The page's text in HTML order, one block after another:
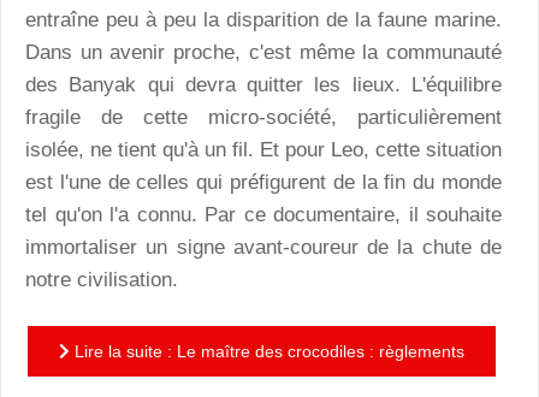
entraîne peu à peu la disparition de la faune marine.
Dans un avenir proche, c'est même la communauté
des Banyak qui devra quitter les lieux. L'équilibre
fragile de cette micro-société, particulièrement
isolée, ne tient qu'à un fil. Et pour Leo, cette situation
est l'une de celles qui préfigurent de la fin du monde
tel qu'on l'a connu. Par ce documentaire, il souhaite
immortaliser un signe avant-coureur de la chute de
notre civilisation.
Lire la suite : Le maître des crocodiles : règlements